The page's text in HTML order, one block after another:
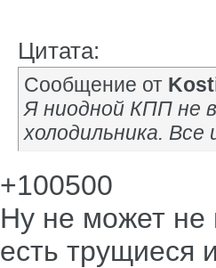
Цитата:
Сообщение от
Я ниодной КПП не
холодильника.
+100500
Ну не может
есть трущиеся